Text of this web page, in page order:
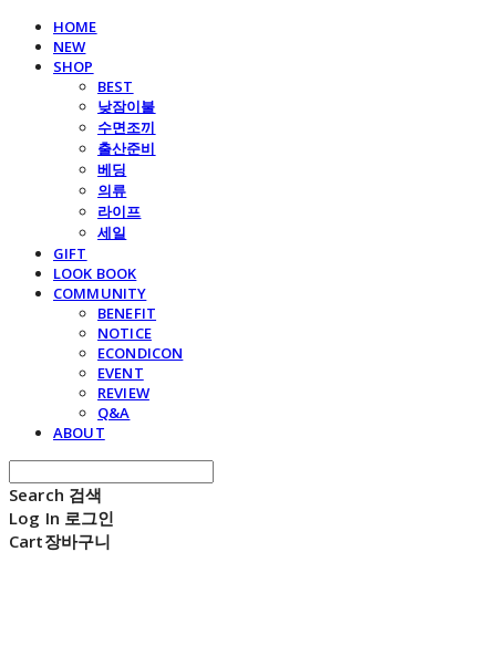
HOME
NEW
SHOP
BEST
낮잠이불
수면조끼
출산준비
베딩
의류
라이프
세일
GIFT
LOOK BOOK
COMMUNITY
BENEFIT
NOTICE
ECONDICON
EVENT
REVIEW
Q&A
ABOUT
Search 검색
Log In 로그인
Cart장바구니